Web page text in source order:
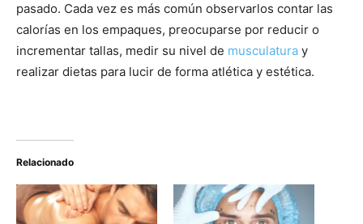
pasado. Cada vez es más común observarlos contar las
calorías en los empaques, preocuparse por reducir o
incrementar tallas, medir su nivel de musculatura y
realizar dietas para lucir de forma atlética y estética.
Relacionado